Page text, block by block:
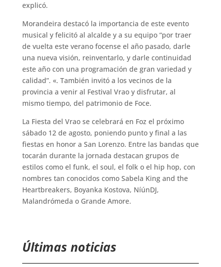
explicó.
Morandeira destacó la importancia de este evento
musical y felicitó al alcalde y a su equipo “por traer
de vuelta este verano focense el año pasado, darle
una nueva visión, reinventarlo, y darle continuidad
este año con una programación de gran variedad y
calidad”. «. También invitó a los vecinos de la
provincia a venir al Festival Vrao y disfrutar, al
mismo tiempo, del patrimonio de Foce.
La Fiesta del Vrao se celebrará en Foz el próximo
sábado 12 de agosto, poniendo punto y final a las
fiestas en honor a San Lorenzo. Entre las bandas que
tocarán durante la jornada destacan grupos de
estilos como el funk, el soul, el folk o el hip hop, con
nombres tan conocidos como Sabela King and the
Heartbreakers, Boyanka Kostova, NíúnDJ,
Malandrómeda o Grande Amore.
Últimas noticias